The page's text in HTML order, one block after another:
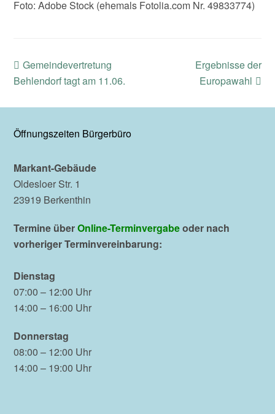
Foto: Adobe Stock (ehemals Fotolia.com Nr. 49833774)
previous
post:
Gemeindevertretung
Behlendorf tagt am 11.06.
next
post:
Ergebnisse der
Europawahl
Öffnungszeiten Bürgerbüro
Markant-Gebäude
Oldesloer Str. 1
23919 Berkenthin
Termine überOnline-Terminvergabeoder nach
vorheriger Terminvereinbarung:
Dienstag
07:00 – 12:00 Uhr
14:00 – 16:00 Uhr
Donnerstag
08:00 – 12:00 Uhr
14:00 – 19:00 Uhr